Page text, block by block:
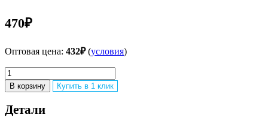
470₽
Оптовая цена: 432₽(условия)
Количество
товара
Совместимый
картридж
лазерный
В корзину Купить в 1 клик
Детали